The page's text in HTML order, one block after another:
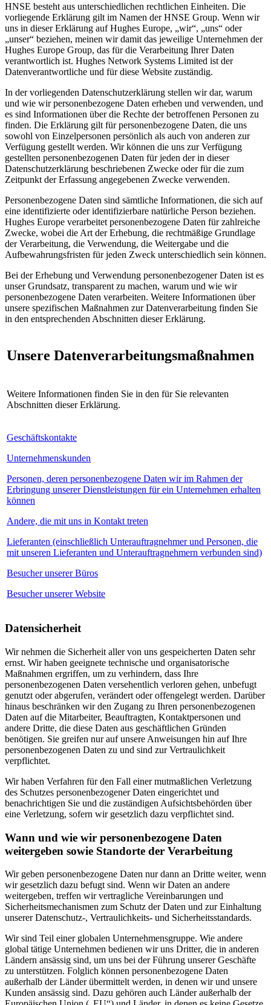
HNSE besteht aus unterschiedlichen rechtlichen Einheiten. Die
vorliegende Erklärung gilt im Namen der HNSE Group. Wenn wir
uns in dieser Erklärung auf Hughes Europe, „wir“, „uns“ oder
„unser“ beziehen, meinen wir damit das jeweilige Unternehmen der
Hughes Europe Group, das für die Verarbeitung Ihrer Daten
verantwortlich ist. Hughes Network Systems Limited ist der
Datenverantwortliche und für diese Website zuständig.
In der vorliegenden Datenschutzerklärung stellen wir dar, warum
und wie wir personenbezogene Daten erheben und verwenden, und
es sind Informationen über die Rechte der betroffenen Personen zu
finden. Die Erklärung gilt für personenbezogene Daten, die uns
sowohl von Einzelpersonen persönlich als auch von anderen zur
Verfügung gestellt werden. Wir können die uns zur Verfügung
gestellten personenbezogenen Daten für jeden der in dieser
Datenschutzerklärung beschriebenen Zwecke oder für die zum
Zeitpunkt der Erfassung angegebenen Zwecke verwenden.
Personenbezogene Daten sind sämtliche Informationen, die sich auf
eine identifizierte oder identifizierbare natürliche Person beziehen.
Hughes Europe verarbeitet personenbezogene Daten für zahlreiche
Zwecke, wobei die Art der Erhebung, die rechtmäßige Grundlage
der Verarbeitung, die Verwendung, die Weitergabe und die
Aufbewahrungsfristen für jeden Zweck unterschiedlich sein können.
Bei der Erhebung und Verwendung personenbezogener Daten ist es
unser Grundsatz, transparent zu machen, warum und wie wir
personenbezogene Daten verarbeiten. Weitere Informationen über
unsere spezifischen Maßnahmen zur Datenverarbeitung finden Sie
in den entsprechenden Abschnitten dieser Erklärung.
Unsere Datenverarbeitungsmaßnahmen
Weitere Informationen finden Sie in den für Sie relevanten
Abschnitten dieser Erklärung.
Geschäftskontakte
Unternehmenskunden
Personen, deren personenbezogene Daten wir im Rahmen der
Erbringung unserer Dienstleistungen für ein Unternehmen erhalten
können
Andere, die mit uns in Kontakt treten
Lieferanten (einschließlich Unterauftragnehmer und Personen, die
mit unseren Lieferanten und Unterauftragnehmern verbunden sind)
Besucher unserer Büros
Besucher unserer Website
Datensicherheit
Wir nehmen die Sicherheit aller von uns gespeicherten Daten sehr
ernst. Wir haben geeignete technische und organisatorische
Maßnahmen ergriffen, um zu verhindern, dass Ihre
personenbezogenen Daten versehentlich verloren gehen, unbefugt
genutzt oder abgerufen, verändert oder offengelegt werden. Darüber
hinaus beschränken wir den Zugang zu Ihren personenbezogenen
Daten auf die Mitarbeiter, Beauftragten, Kontaktpersonen und
andere Dritte, die diese Daten aus geschäftlichen Gründen
benötigen. Sie greifen nur auf unsere Anweisungen hin auf Ihre
personenbezogenen Daten zu und sind zur Vertraulichkeit
verpflichtet.
Wir haben Verfahren für den Fall einer mutmaßlichen Verletzung
des Schutzes personenbezogener Daten eingerichtet und
benachrichtigen Sie und die zuständigen Aufsichtsbehörden über
eine Verletzung, sofern wir gesetzlich dazu verpflichtet sind.
Wann und wie wir personenbezogene Daten
weitergeben sowie Standorte der Verarbeitung
Wir geben personenbezogene Daten nur dann an Dritte weiter, wenn
wir gesetzlich dazu befugt sind. Wenn wir Daten an andere
weitergeben, treffen wir vertragliche Vereinbarungen und
Sicherheitsmechanismen zum Schutz der Daten und zur Einhaltung
unserer Datenschutz-, Vertraulichkeits- und Sicherheitsstandards.
Wir sind Teil einer globalen Unternehmensgruppe. Wie andere
global tätige Unternehmen bedienen wir uns Dritter, die in anderen
Ländern ansässig sind, um uns bei der Führung unserer Geschäfte
zu unterstützen. Folglich können personenbezogene Daten
außerhalb der Länder übermittelt werden, in denen wir und unsere
Kunden ansässig sind. Dazu gehören auch Länder außerhalb der